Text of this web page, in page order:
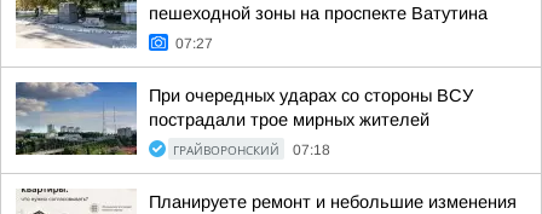
пешеходной зоны на проспекте Ватутина
07:27
При очередных ударах со стороны ВСУ
пострадали трое мирных жителей
ГРАЙВОРОНСКИЙ 07:18
Планируете ремонт и небольшие изменения